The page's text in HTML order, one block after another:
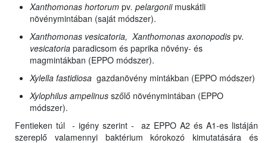
Xanthomonas hortorum pv. pelargoniimuskátli
növénymintában (saját módszer).
Xanthomonas vesicatoria, Xanthomonas axonopodis pv.
vesicatoria paradicsom és paprika növény- és
magmintákban (EPPO módszer).
Xylella fastidiosa gazdanövény mintákban (EPPO módszer)
Xylophilus ampelinus szőlő növénymintában (EPPO
módszer).
Fentieken túl - igény szerint - az EPPO A2 és A1-es listáján
szereplő valamennyi baktérium kórokozó kimutatására és